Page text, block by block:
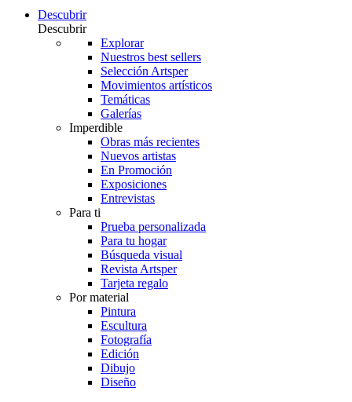
Descubrir
Descubrir
Explorar
Nuestros best sellers
Selección Artsper
Movimientos artísticos
Temáticas
Galerías
Imperdible
Obras más recientes
Nuevos artistas
En Promoción
Exposiciones
Entrevistas
Para ti
Prueba personalizada
Para tu hogar
Búsqueda visual
Revista Artsper
Tarjeta regalo
Por material
Pintura
Escultura
Fotografía
Edición
Dibujo
Diseño